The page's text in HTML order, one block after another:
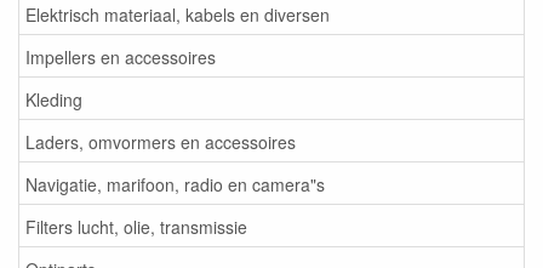
Elektrisch materiaal, kabels en diversen
Impellers en accessoires
Kleding
Laders, omvormers en accessoires
Navigatie, marifoon, radio en camera"s
Filters lucht, olie, transmissie